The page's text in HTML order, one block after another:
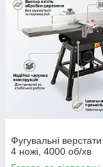
Фугувальні
4 ножі, 4000 об/хв